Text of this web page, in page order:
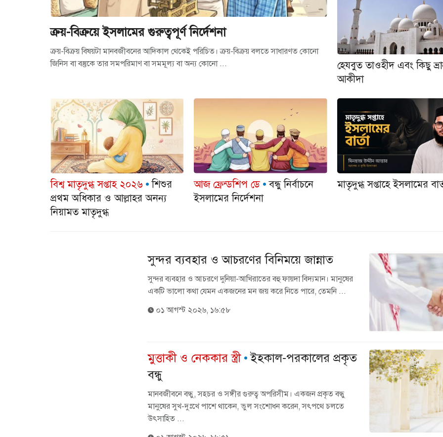
ক্রয়-বিক্রয়ে ইসলামের গুরুত্বপূর্ণ নির্দেশনা
ক্রয়-বিক্রয় বিষয়টা মানবজীবনের আদিকাল থেকেই পরিচিত। ক্রয়-বিক্রয় বলতে সাধারণত কোনো
জিনিস বা বস্তুকে তার সমপরিমাণ বা সমমূল্য বা অন্য কোনো ...
হেযবুত তাওহীদ এবং কিছু
আকীদা
বিশ্ব মাতৃদুগ্ধ সপ্তাহ ২০২৬
শিশুর
প্রথম অধিকার ও আল্লাহর অনন্য
নিয়ামত মাতৃদুগ্ধ
আজ ফ্রেন্ডশিপ ডে বন্ধু নির্বাচনে
ইসলামের নির্দেশনা
মাতৃদুগ্ধ সপ্তাহে ইসলামের
সুন্দর ব্যবহার ও আচরণের বিনিময়ে জান্নাত
সুন্দর ব্যবহার ও আচরণে দুনিয়া-আখিরাতের বহু ফায়দা বিদ্যমান। মানুষের
একটি ভালো কথা যেমন একজনের মন জয় করে নিতে পারে, তেমনি ...
০১ আগস্ট ২০২৬, ১৬:৫৮
মুত্তাকী ও নেককার স্ত্রী ইহকাল-পরকালের প্রকৃত
বন্ধু
মানবজীবনে বন্ধু, সহচর ও সঙ্গীর গুরুত্ব অপরিসীম। একজন প্রকৃত বন্ধু
মানুষের সুখ-দুঃখে পাশে থাকেন, ভুল সংশোধন করেন, সৎপথে চলতে
উৎসাহিত ...